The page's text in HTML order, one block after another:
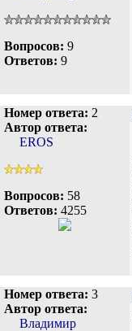
Вопросов: 9
Ответов: 9
Номер ответа: 2
Автор ответа:
EROS
Вопросов: 58
Ответов: 4255
Номер ответа: 3
Автор ответа:
Владимир